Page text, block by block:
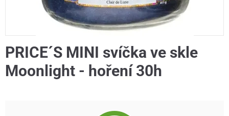
PRICE´S MINI svíčka ve skle
Moonlight - hoření 30h